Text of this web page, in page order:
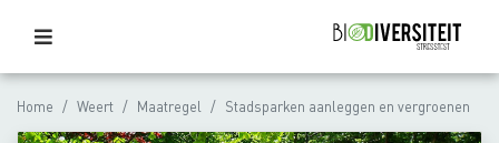
Home Weert Maatregel Stadsparken aanleggen en vergroenen